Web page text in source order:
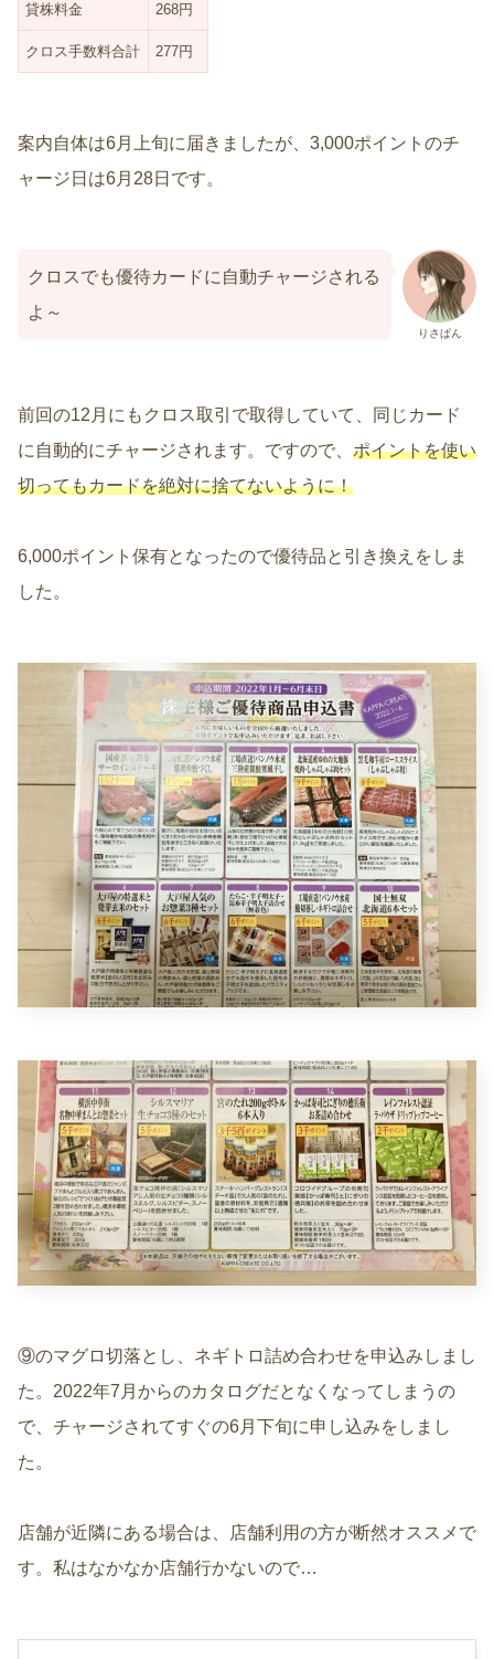
貸株料金 268円
クロス手数料合計 277円
案内自体は6月上旬に届きましたが、3,000ポイントのチ
ャージ日は6月28日です。
りさぱん
クロスでも優待カードに自動チャージされる
よ～
前回の12月にもクロス取引で取得していて、同じカード
に自動的にチャージされます。ですので、 ポイントを使い
切ってもカードを絶対に捨てないように！
6,000ポイント保有となったので優待品と引き換えをしま
した。
⑨のマグロ切落とし、ネギトロ詰め合わせを申込みしまし
た。2022年7月からのカタログだとなくなってしまうの
で、チャージされてすぐの6月下旬に申し込みをしまし
た。
店舗が近隣にある場合は、店舗利用の方が断然オススメで
す。私はなかなか店舗行かないので…